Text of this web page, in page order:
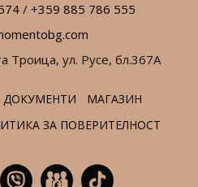
/ +359 885 786 555
Троица, ул. Русе, бл.367А
ДОКУМЕНТИ
МАГАЗИН
ЗА ПОВЕРИТЕЛНОСТ